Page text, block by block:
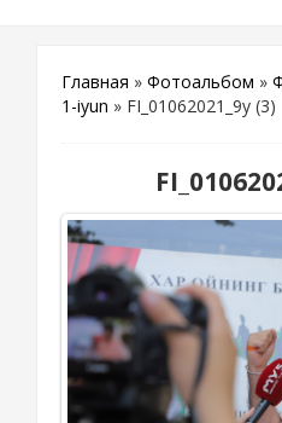
Главная » Фотоальбом »
1-iyun » FI_01062021_9y (3)